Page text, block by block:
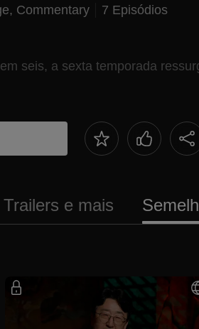
Commentary
7 Episódios
seis, a sexta temporada
Trailers e mais